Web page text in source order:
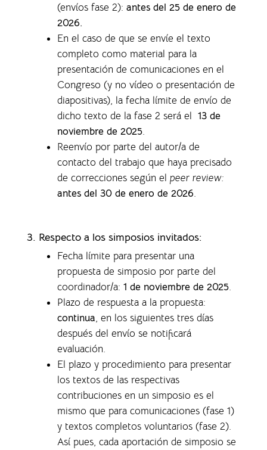
(envíos fase 2): antes del 25 de enero de
2026.
En el caso de que se envíe el texto
completo como material para la
presentación de comunicaciones en el
Congreso (y no vídeo o presentación de
diapositivas), la fecha límite de envío de
dicho texto de la fase 2 será el 13 de
noviembre de 2025.
Reenvío por parte del autor/a de
contacto del trabajo que haya precisado
de correcciones según el peer review:
antes del 30 de enero de 2026.
3. Respecto a los simposios invitados:
Fecha límite para presentar una
propuesta de simposio por parte del
coordinador/a: 1 de noviembre de 2025.
Plazo de respuesta a la propuesta:
continua, en los siguientes tres días
después del envío se notificará
evaluación.
El plazo y procedimiento para presentar
los textos de las respectivas
contribuciones en un simposio es el
mismo que para comunicaciones (fase 1)
y textos completos voluntarios (fase 2).
Así pues, cada aportación de simposio se